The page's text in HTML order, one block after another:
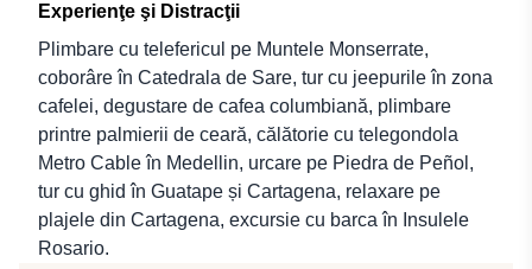
Experienţe şi Distracţii
Plimbare cu telefericul pe Muntele Monserrate,
coborâre în Catedrala de Sare, tur cu jeepurile în zona
cafelei, degustare de cafea columbiană, plimbare
printre palmierii de ceară, călătorie cu telegondola
Metro Cable în Medellin, urcare pe Piedra de Peñol,
tur cu ghid în Guatape și Cartagena, relaxare pe
plajele din Cartagena, excursie cu barca în Insulele
Rosario.